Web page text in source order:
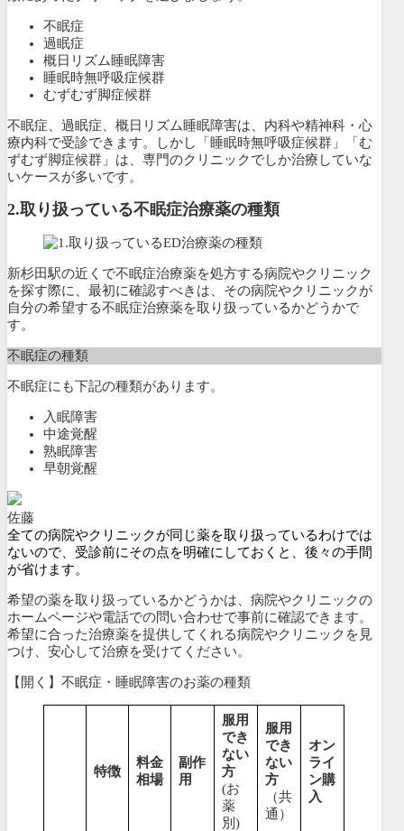
不眠症
過眠症
概日リズム睡眠障害
睡眠時無呼吸症候群
むずむず脚症候群
不眠症、過眠症、概日リズム睡眠障害は、内科や精神科・心
療内科で受診できます。しかし「睡眠時無呼吸症候群」「む
ずむず脚症候群」は、専門のクリニックでしか治療していな
いケースが多いです。
2.取り扱っている不眠症治療薬の種類
新杉田駅の近くで不眠症治療薬を処方する病院やクリニック
を探す際に、最初に確認すべきは、その病院やクリニックが
自分の希望する不眠症治療薬を取り扱っているかどうかで
す。
不眠症の種類
不眠症にも下記の種類があります。
入眠障害
中途覚醒
熟眠障害
早朝覚醒
佐藤
全ての病院やクリニックが同じ薬を取り扱っているわけでは
ないので、受診前にその点を明確にしておくと、後々の手間
が省けます。
希望の薬を取り扱っているかどうかは、病院やクリニックの
ホームページや電話での問い合わせで事前に確認できます。
希望に合った治療薬を提供してくれる病院やクリニックを見
つけ、安心して治療を受けてください。
【開く】不眠症・睡眠障害のお薬の種類
特徴
料金
相場
副作
用
服用
でき
ない
方
(お
薬
別)
服用
でき
ない
方
（共
通）
オン
ライ
ン購
入